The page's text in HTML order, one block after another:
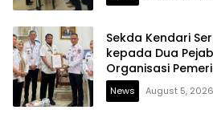
Sekda Kendari
kepada Dua
Organisasi
News August 5, 2026